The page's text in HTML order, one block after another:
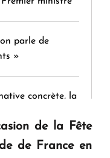
parle de
»
concrète, la
et d'avenir
de
la Fête
de France en